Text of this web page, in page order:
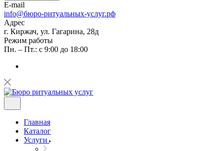
E-mail
info@бюро-ритуальных-услуг.рф
Адрес
г. Киржач, ул. Гагарина, 28д
Режим работы
Пн. – Пт.: с 9:00 до 18:00
Главная
Каталог
Услуги